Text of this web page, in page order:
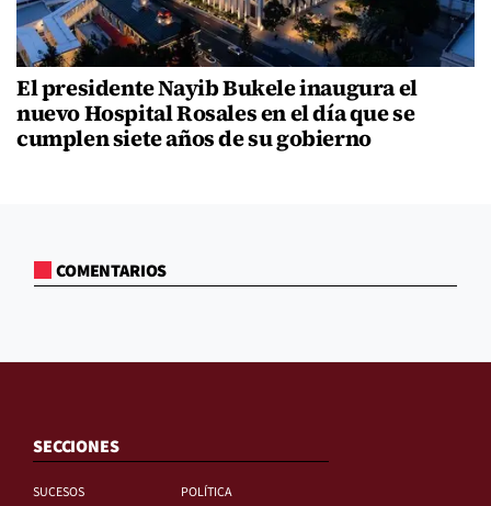
El presidente Nayib Bukele inaugura el
nuevo Hospital Rosales en el día que se
cumplen siete años de su gobierno
COMENTARIOS
SECCIONES
SUCESOS
POLÍTICA